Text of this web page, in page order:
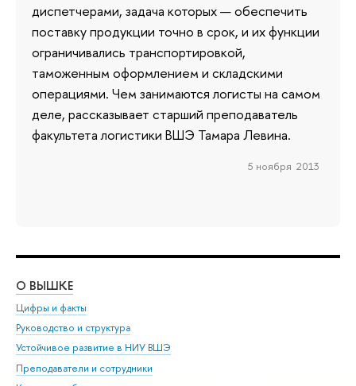
диспетчерами, задача которых — обеспечить
поставку продукции точно в срок, и их функции
ограничивались транспортировкой,
таможенным оформлением и складскими
операциями. Чем занимаются логисты на самом
деле, рассказывает старший преподаватель
факультета логистики ВШЭ Тамара Левина.
5 ноября 2013
О ВЫШКЕ
Цифры и факты
Руководство и структура
Устойчивое развитие в НИУ ВШЭ
Преподаватели и сотрудники